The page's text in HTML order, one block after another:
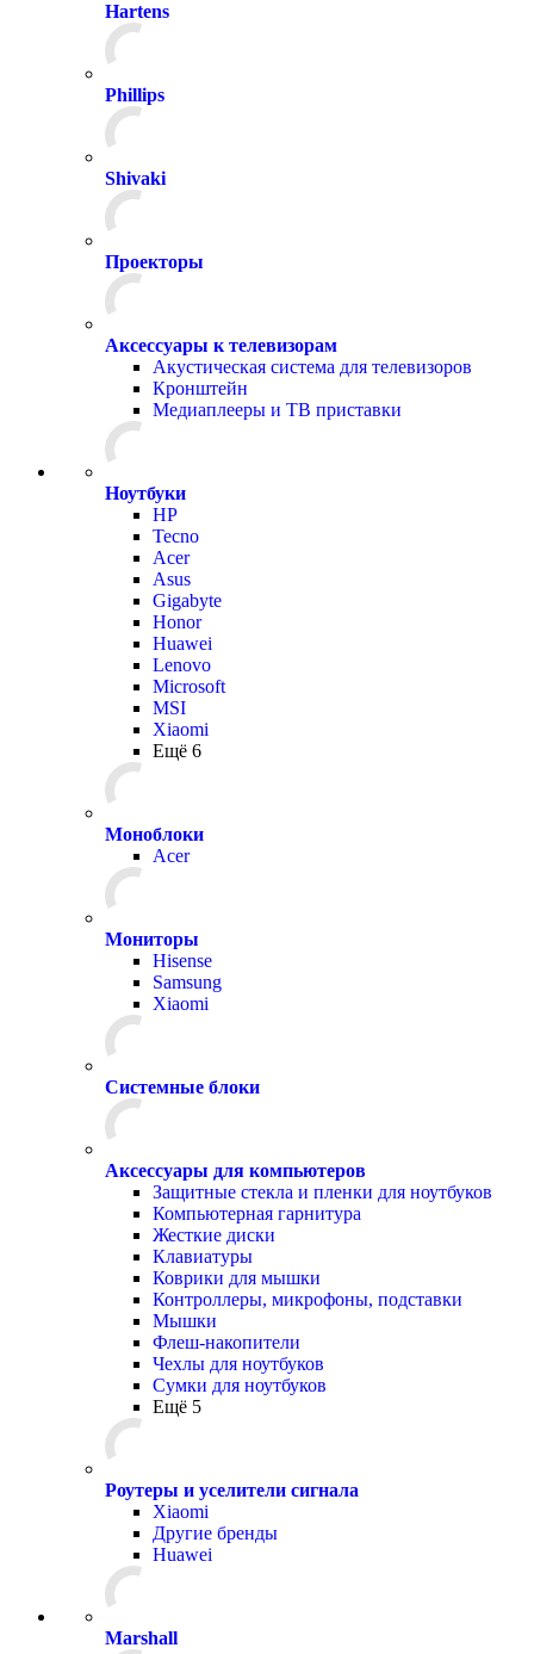
Hartens
Phillips
Shivaki
Проекторы
Аксессуары к телевизорам
Акустическая система для телевизоров
Кронштейн
Медиаплееры и ТВ приставки
Ноутбуки
HP
Tecno
Acer
Asus
Gigabyte
Honor
Huawei
Lenovo
Microsoft
MSI
Xiaomi
Ещё 6
Моноблоки
Acer
Мониторы
Hisense
Samsung
Xiaomi
Системные блоки
Аксессуары для компьютеров
Защитные стекла и пленки для ноутбуков
Компьютерная гарнитура
Жесткие диски
Клавиатуры
Коврики для мышки
Контроллеры, микрофоны, подставки
Мышки
Флеш-накопители
Чехлы для ноутбуков
Сумки для ноутбуков
Ещё 5
Роутеры и уселители сигнала
Xiaomi
Другие бренды
Huawei
Marshall